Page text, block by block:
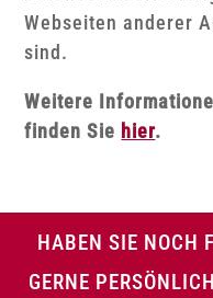
Webseiten anderer
sind.
Weitere
finden Sie hier.
HABEN SIE NOCH
GERNE PERSÖNLICH